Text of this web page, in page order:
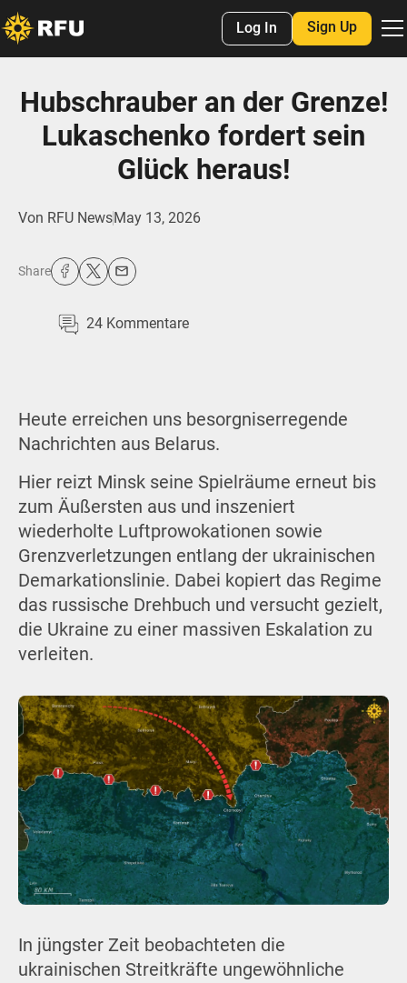
Log In Sign Up
Hubschrauber an der Grenze!
Lukaschenko fordert sein
Glück heraus!
Von RFU NewsMay 13, 2026
Share
24 Kommentare
Heute erreichen uns besorgniserregende
Nachrichten aus Belarus.
Hier reizt Minsk seine Spielräume erneut bis
zum Äußersten aus und inszeniert
wiederholte Luftprowokationen sowie
Grenzverletzungen entlang der ukrainischen
Demarkationslinie. Dabei kopiert das Regime
das russische Drehbuch und versucht gezielt,
die Ukraine zu einer massiven Eskalation zu
verleiten.
In jüngster Zeit beobachteten die
ukrainischen Streitkräfte ungewöhnliche